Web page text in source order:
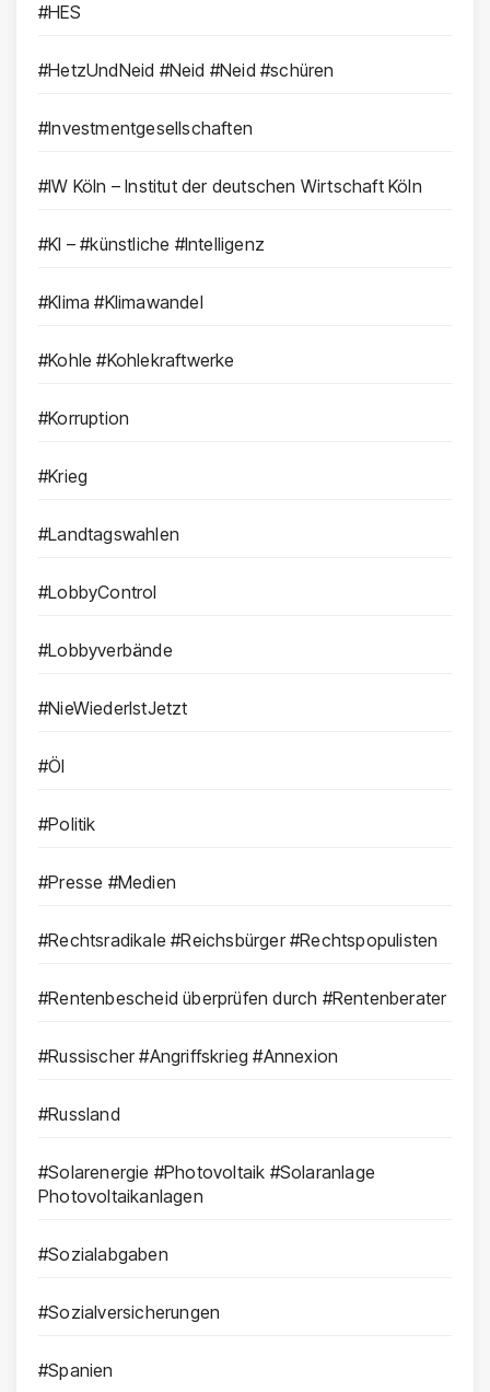
#HES
#HetzUndNeid #Neid #Neid #schüren
#Investmentgesellschaften
#IW Köln – Institut der deutschen Wirtschaft Köln
#KI – #künstliche #Intelligenz
#Klima #Klimawandel
#Kohle #Kohlekraftwerke
#Korruption
#Krieg
#Landtagswahlen
#LobbyControl
#Lobbyverbände
#NieWiederIstJetzt
#Öl
#Politik
#Presse #Medien
#Rechtsradikale #Reichsbürger #Rechtspopulisten
#Rentenbescheid überprüfen durch #Rentenberater
#Russischer #Angriffskrieg #Annexion
#Russland
#Solarenergie #Photovoltaik #Solaranlage
Photovoltaikanlagen
#Sozialabgaben
#Sozialversicherungen
#Spanien